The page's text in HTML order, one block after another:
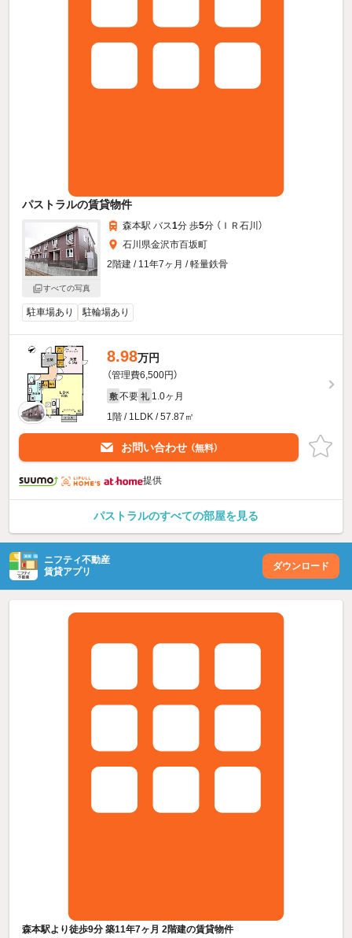
パストラルの賃貸物件
すべての写真
森本駅 バス1分 歩5分 （ＩＲ石川）
石川県金沢市百坂町
2階建 / 11年7ヶ月 / 軽量鉄骨
駐車場あり 駐輪場あり
8.98万円
（管理費6,500円）
敷 不要 礼 1.0ヶ月
1階 / 1LDK / 57.87㎡
お問い合わせ （無料）
提供
パストラルのすべての部屋を見る
ニフティ不動産
賃貸アプリ
ダウンロード
森本駅より徒歩9分 築11年7ヶ月 2階建の賃貸物件